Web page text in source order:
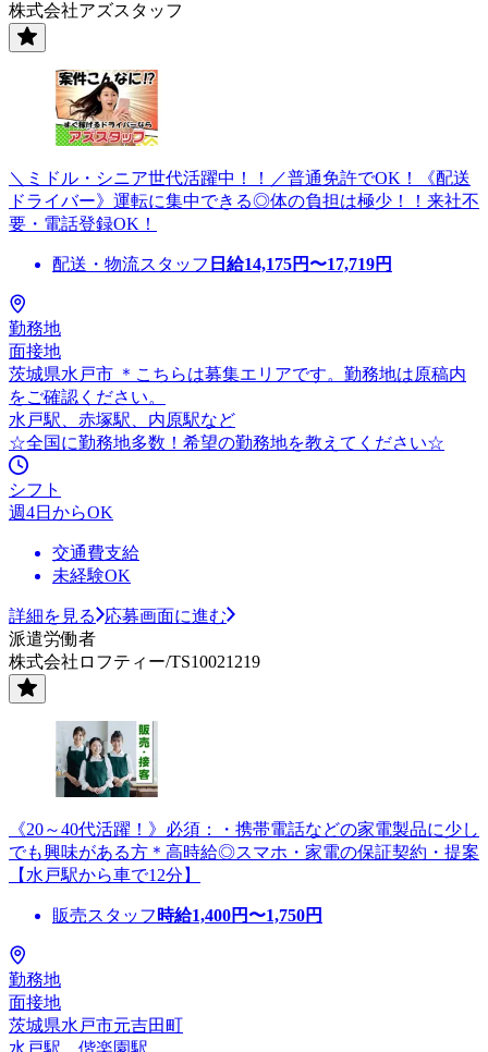
株式会社アズスタッフ
＼ミドル・シニア世代活躍中！！／普通免許でOK！《配送
ドライバー》運転に集中できる◎体の負担は極少！！来社不
要・電話登録OK！
配送・物流スタッフ 日給14,175円〜17,719円
勤務地
面接地
茨城県水戸市 ＊こちらは募集エリアです。勤務地は原稿内
をご確認ください。
水戸駅、赤塚駅、内原駅など
☆全国に勤務地多数！希望の勤務地を教えてください☆
シフト
週4日からOK
交通費支給
未経験OK
詳細を見る
応募画面に進む
派遣労働者
株式会社ロフティー/TS10021219
《20～40代活躍！》必須：・携帯電話などの家電製品に少し
でも興味がある方＊高時給◎スマホ・家電の保証契約・提案
【水戸駅から車で12分】
販売スタッフ 時給1,400円〜1,750円
勤務地
面接地
茨城県水戸市元吉田町
水戸駅、偕楽園駅